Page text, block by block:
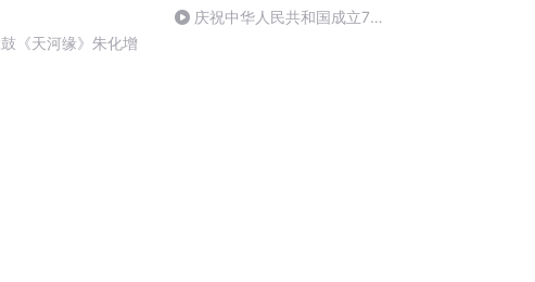
《天河缘》朱化增
庆祝中华人民共和国成立73